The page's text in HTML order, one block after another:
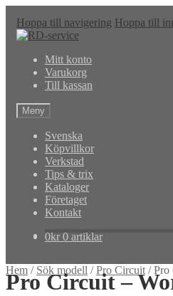
Hoppa till navigering Hoppa till
Mitt konto
Varukorg
Till kassan
Meny
Svenska
Köpvillkor
Verkstad
Tips & trix
Kataloger
Företaget
Kontakt
0kr 0 artiklar
Hem / Sök modell /Pro Circuit /Pro
Pro Circuit –